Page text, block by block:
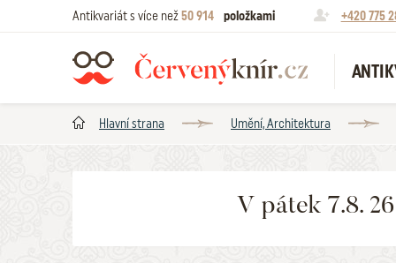
Antikvariát s více než50 914 položkami +420 775
Hlavní strana Umění, Architektura
V pátek 7.8.